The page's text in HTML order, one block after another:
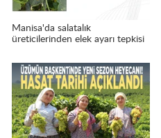
Manisa'da salatalık
üreticilerinden elek ayarı tepkisi